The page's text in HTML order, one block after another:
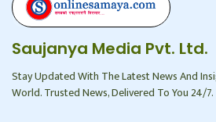
Saujanya Media Pvt. Ltd.
Stay Updated With The Latest News And
World. Trusted News, Delivered To You 24/7.